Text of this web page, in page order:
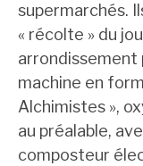
supermarchés.
« récolte » du
arrondissement
machine en
Alchimistes »,
au préalable,
composteur